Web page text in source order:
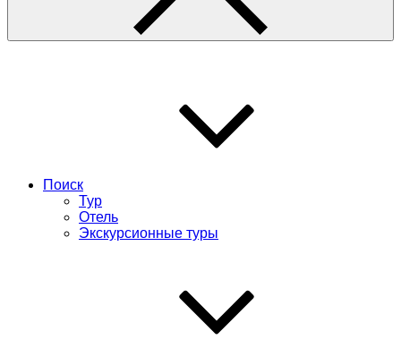
Поиск
Тур
Отель
Экскурсионные туры